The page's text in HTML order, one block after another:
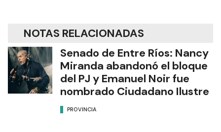
NOTAS RELACIONADAS
Senado de Entre Ríos: Nancy
Miranda abandonó el bloque
del PJ y Emanuel Noir fue
nombrado Ciudadano Ilustre
PROVINCIA